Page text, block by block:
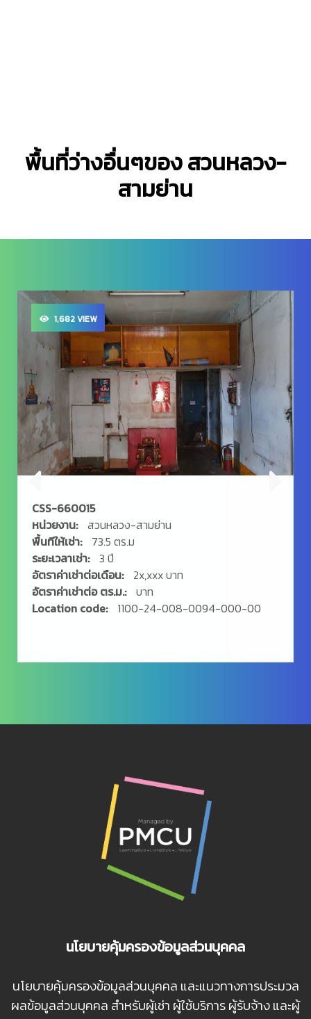
พื้นที่ว่างอื่นๆของ สวนหลวง-
สามย่าน
1,682 VIEW
CSS-660015
หน่วยงาน: สวนหลวง-สามย่าน
พื้นทีให้เช่า:
73.5 ตร.ม
ระยะเวลาเช่า: 3 ปี
อัตราค่าเช่าต่อเดือน:
2x,xxx บาท
อัตราค่าเช่าต่อ ตร.ม.: บาท
Location code:
1100-24-008-0094-000-00
นโยบายคุ้มครองข้อมูลส่วนบุคคล
นโยบายคุ้มครองข้อมูลส่วนบุคคล และแนวทางการประมวล
ผลข้อมูลส่วนบุคคล สำหรับผู้เช่า ผู้ใช้บริการ ผู้รับจ้าง และผู้